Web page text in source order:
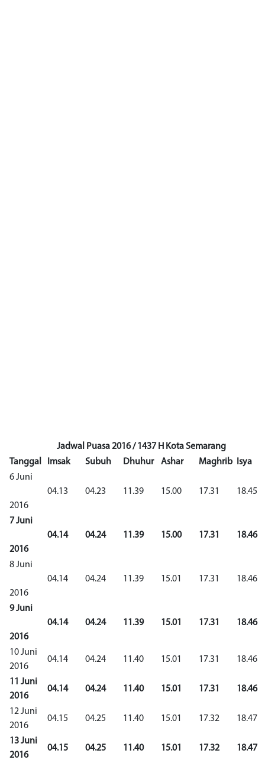
Jadwal Puasa 2016 / 1437 H Kota Semarang
Tanggal
Imsak Subuh Dhuhur Ashar Maghrib
Isya
6 Juni
2016
04.13 04.23 11.39 15.00 17.31 18.45
7 Juni
2016
04.14 04.24 11.39 15.00 17.31 18.46
8 Juni
2016
04.14 04.24 11.39 15.01 17.31 18.46
9 Juni
2016
04.14 04.24 11.39 15.01 17.31 18.46
10 Juni
2016
04.14 04.24 11.40 15.01 17.31 18.46
11 Juni
2016
04.14 04.24 11.40 15.01 17.31 18.46
12 Juni
2016
04.15 04.25 11.40 15.01 17.32 18.47
13 Juni
2016
04.15 04.25 11.40 15.01 17.32 18.47